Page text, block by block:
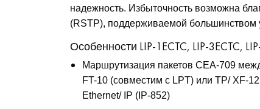
надежность. Избыточность возможна
(RSTP), поддерживаемой большинством
Особенности LIP-1ECTC, LIP-3ECTC,
Маршрутизация пакетов CEA-709
FT-10 (совместим с LPT) или TP/ XF-
Ethernet/ IP (IP-852)